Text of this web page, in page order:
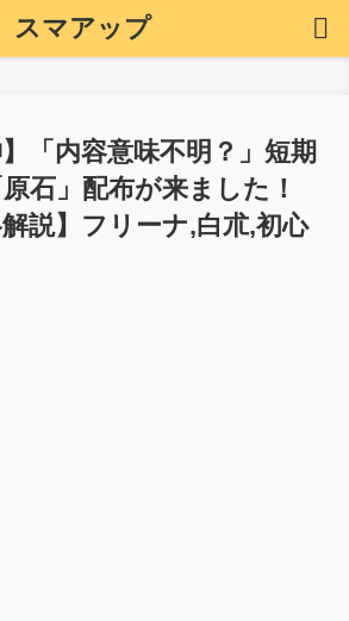
スマアップ
】「内容意味不明？」短期
石」配布が来ました！
解説】フリーナ,白朮,初心